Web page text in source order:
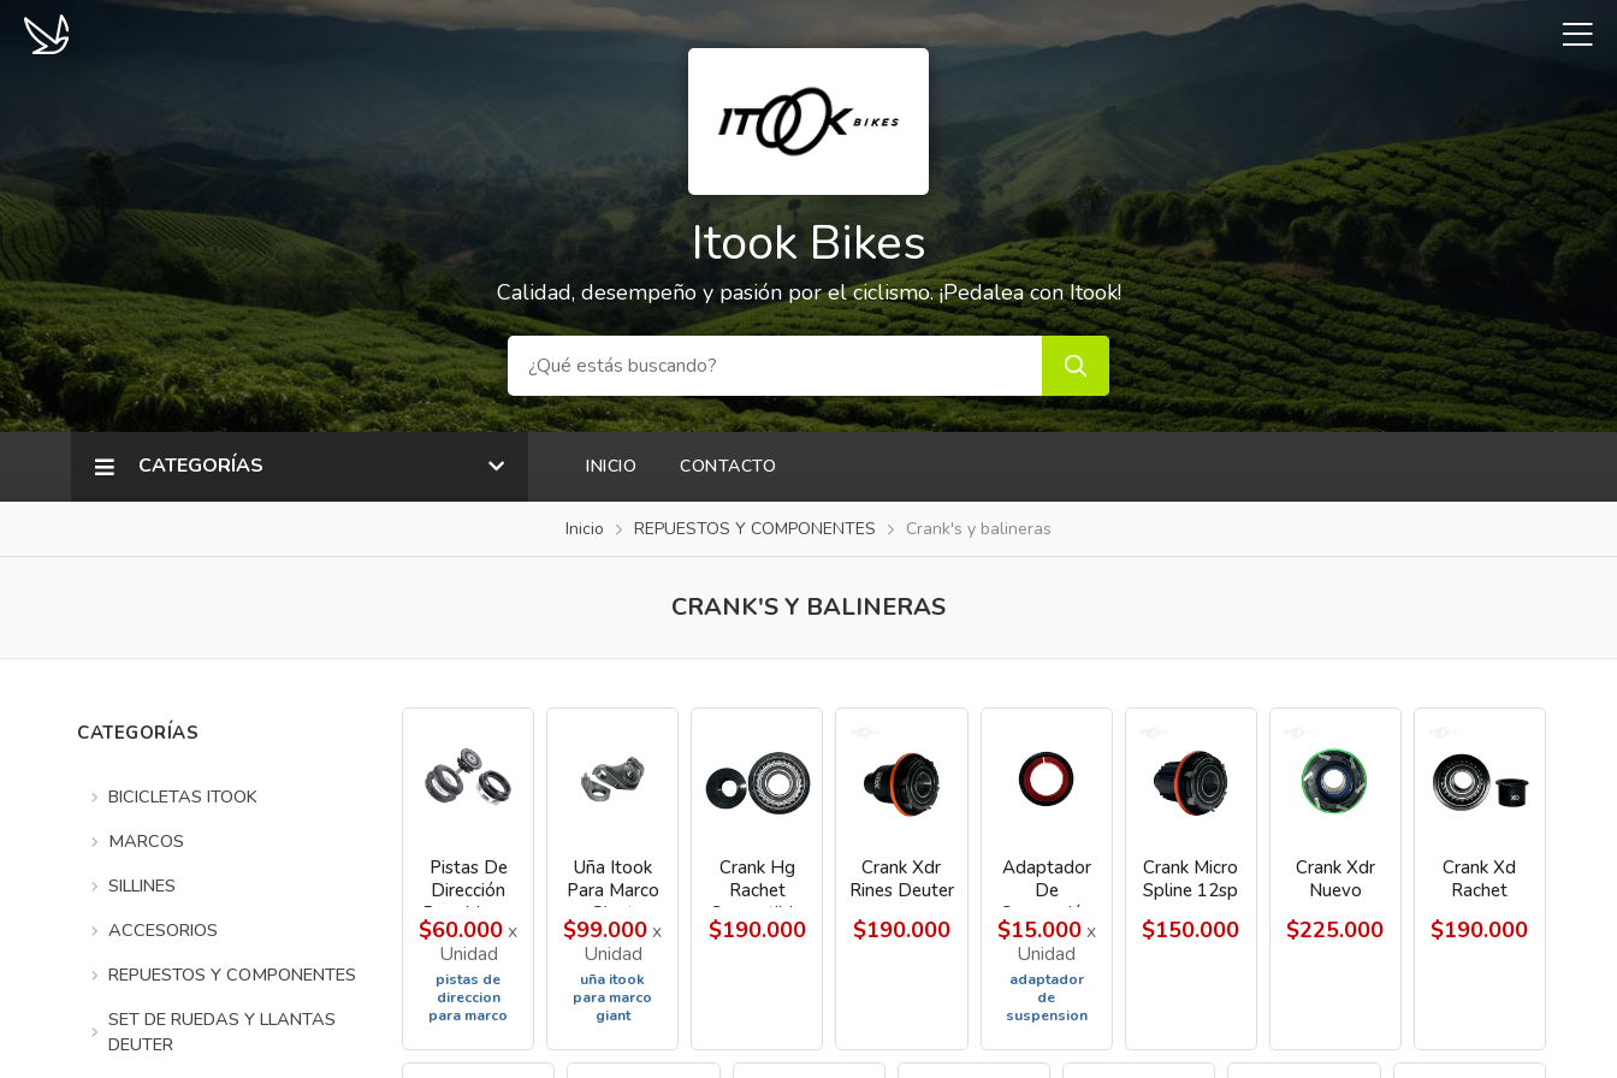
Itook Bikes
Calidad, desempeño y pasión por el ciclismo. ¡Pedalea con Itook!
CATEGORÍAS INICIO CONTACTO
Inicio REPUESTOS Y COMPONENTES Crank's y balineras
CRANK'S Y BALINERAS
CATEGORÍAS
BICICLETAS ITOOK
MARCOS
SILLINES
ACCESORIOS
REPUESTOS Y COMPONENTES
SET DE RUEDAS Y LLANTAS
DEUTER
Pistas De
Dirección
Para Marco
Recto De
Presion
$60.000x
Unidad
pistas de
direccion
para marco
Uña Itook
Para Marco
Giant
$99.000x
Unidad
uña itook
para marco
giant
Crank Hg
Rachet
Compatible
Para Codigo
$190.000
Crank Xdr
Rines Deuter
$190.000
Adaptador
De
Suspensión
Recta A
Marco
Conico
$15.000x
Unidad
adaptador
de
suspension
Crank Micro
Spline 12sp
$150.000
Crank Xdr
Nuevo
$225.000
Crank Xd
Rachet
$190.000